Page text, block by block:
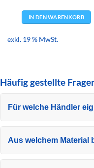
IN DEN WARENKORB
exkl. 19 % MwSt.
Häufig gestellte
Für welche Händler
Aus welchem Material